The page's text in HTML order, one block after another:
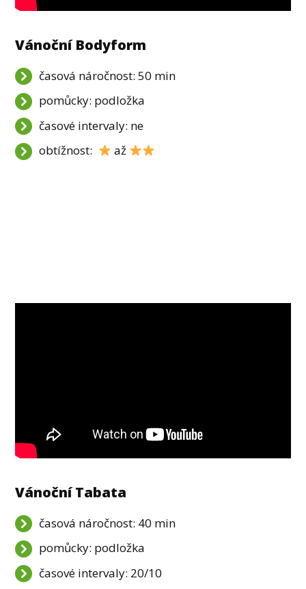
Vánoční Bodyform
časová náročnost: 50 min
pomůcky: podložka
časové intervaly: ne
obtížnost:
až
Vánoční Tabata
časová náročnost: 40 min
pomůcky: podložka
časové intervaly: 20/10